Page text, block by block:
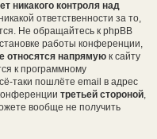
никакого контроля над
ответственности за то,
Не обращайтесь к phpBB
работы конференции,
относятся напрямую к сайту
к программному
таки пошлёте email в адрес
третьей стороной,
вообще не получить